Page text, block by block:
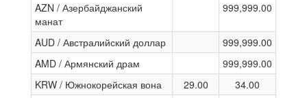
AZN / Азербайджанский
манат
999,999.00
AUD / Австралийский доллар
999,999.00
AMD / Армянский драм
999,999.00
KRW / Южнокорейская вона
29.00
34.00